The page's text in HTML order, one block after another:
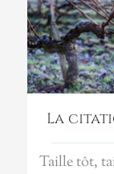
La
Taille tôt,